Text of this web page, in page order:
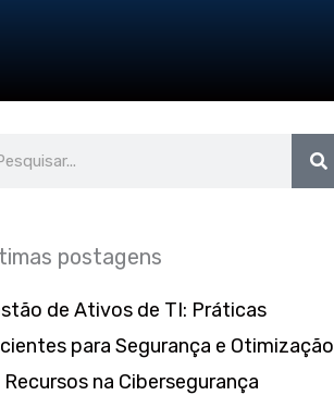
postagens
de Ativos de TI: Práticas
para Segurança e Otimização
Recursos na Cibersegurança